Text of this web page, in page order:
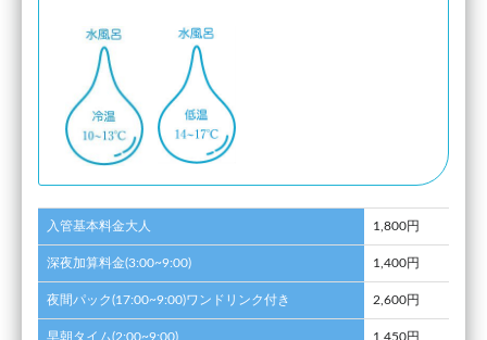
入管基本料金大人 1,800円
深夜加算料金(3:00~9:00) 1,400円
夜間パック(17:00~9:00)ワンドリンク付き 2,600円
早朝タイム(2:00~9:00) 1,450円